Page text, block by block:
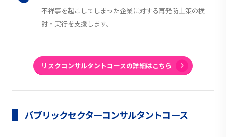
不祥事を起こしてしまった企業に対する再発防止策の検
討・実行を支援します。
リスクコンサルタントコースの詳細はこちら
パブリックセクターコンサルタントコース